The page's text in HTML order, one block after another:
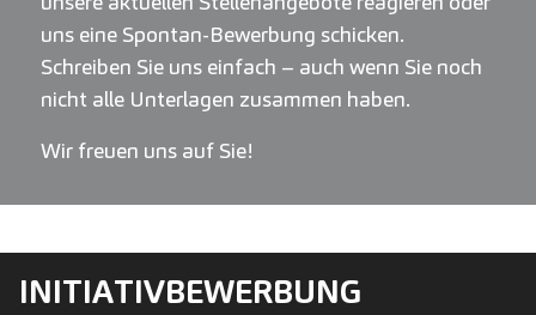
uns eine Spontan-Bewerbung schicken.
Schreiben Sie uns einfach – auch wenn Sie noch
nicht alle Unterlagen zusammen haben.
Wir freuen uns auf Sie!
INITIATIV­BEWERBUNG